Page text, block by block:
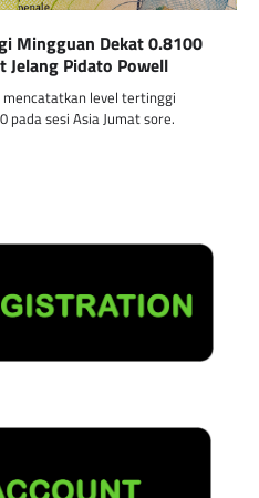
Mingguan Dekat 0.8100
Jelang Pidato Powell
mencatatkan level tertinggi
pada sesi Asia Jumat sore.